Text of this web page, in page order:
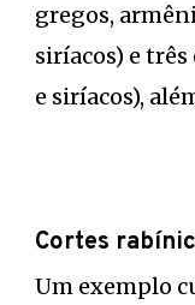
gregos,
siríacos) e
e siríacos),
Cortes
Um exemplo